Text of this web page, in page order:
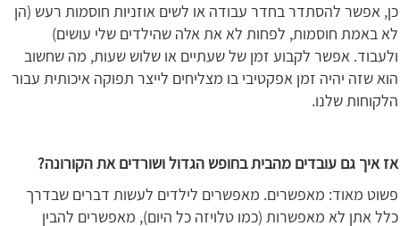
כן, אפשר להסתדר בחדר עבודה או לשים אוזניות חוסמות רעש (הן
לא באמת חוסמות, לפחות לא את אלה שהילדים שלי עושים)
ולעבוד. אפשר לקבוע זמן של שעתיים או שלוש שעות, מה שחשוב
הוא שזה יהיה זמן אפקטיבי בו מצליחים לייצר תפוקה איכותית עבור
הלקוחות שלנו.
אז איך גם עובדים מהבית בחופש הגדול ושורדים את הקורונה?
פשוט מאוד: מאפשרים. מאפשרים לילדים לעשות דברים שבדרך
כלל אתן לא מאפשרות (כמו טלויזה כל היום), מאפשרים להבין